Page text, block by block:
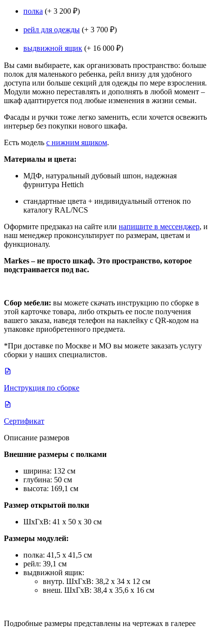
полка (+ 3 200 ₽)
рейл для одежды (+ 3 700 ₽)
выдвижной ящик (+ 16 000 ₽)
Вы сами выбираете, как организовать пространство: больше
полок для маленького ребенка, рейл внизу для удобного
доступа или больше секций для одежды по мере взросления.
Модули можно переставлять и дополнять в любой момент –
шкаф адаптируется под любые изменения в жизни семьи.
Фасады и ручки тоже легко заменить, если хочется освежить
интерьер без покупки нового шкафа.
Есть модель с нижним ящиком.
Материалы и цвета:
МДФ, натуральный дубовый шпон, надежная
фурнитура Hettich
стандартные цвета + индивидуальный оттенок по
каталогу RAL/NCS
Оформите предзаказ на сайте или напишите в мессенджер, и
наш менеджер проконсультирует по размерам, цветам и
функционалу.
Markes – не просто шкаф. Это пространство, которое
подстраивается под вас.
Сбор мебели: вы можете скачать инструкцию по сборке в
этой карточке товара, либо открыть ее после получения
вашего заказа, наведя телефон на наклейку с QR-кодом на
упаковке приобретенного предмета.
*При доставке по Москве и МО вы можете заказать услугу
сборки у наших специалистов.
Инструкция по сборке
Сертификат
Описание размеров
Внешние размеры с полками
ширина: 132 см
глубина: 50 см
высота: 169,1 см
Размер открытой полки
ШхГхВ: 41 х 50 х 30 см
Размеры модулей:
полка: 41,5 х 41,5 см
рейл: 39,1 см
выдвижной ящик:
внутр. ШхГхВ: 38,2 х 34 х 12 см
внеш. ШхГхВ: 38,4 х 35,6 х 16 см
Подробные размеры представлены на чертежах в галерее